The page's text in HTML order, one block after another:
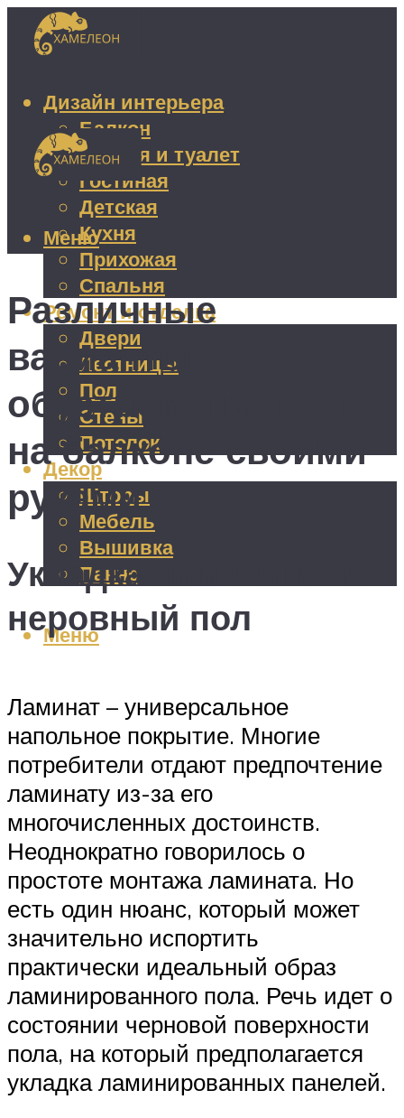
Дизайн интерьера
Балкон
Ванная и туалет
Гостиная
Детская
Кухня
Прихожая
Спальня
Ремонт и отделка
Двери
Лестницы
Пол
Стены
Потолок
Декор
Шторы
Мебель
Вышивка
Панно
Меню
Меню
Различные
варианты
обустройства пола
на балконе своими
руками
Укладка ламината на
неровный пол
Ламинат – универсальное
напольное покрытие. Многие
потребители отдают предпочтение
ламинату из-за его
многочисленных достоинств.
Неоднократно говорилось о
простоте монтажа ламината. Но
есть один нюанс, который может
значительно испортить
практически идеальный образ
ламинированного пола. Речь идет о
состоянии черновой поверхности
пола, на который предполагается
укладка ламинированных панелей.